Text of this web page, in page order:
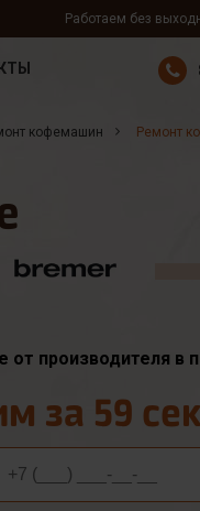
Работаем без
кофемашин Ремонт
от производителя в
за 59